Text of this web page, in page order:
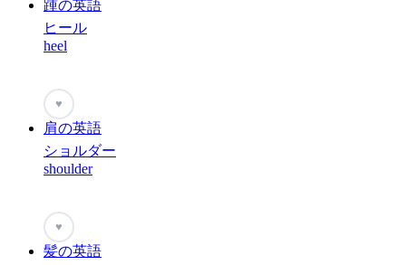
踵の英語
ヒール
heel
♥
肩の英語
ショルダー
shoulder
♥
髪の英語